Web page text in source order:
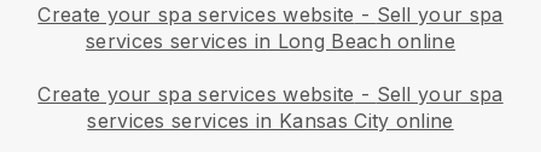
Create your spa services website - Sell your spa
services services in Long Beach online
Create your spa services website - Sell your spa
services services in Kansas City online